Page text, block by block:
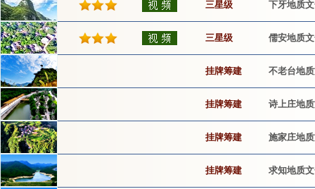
三星级 下牙地质
三星级 儒安地质
挂牌筹建 不老台地
挂牌筹建 诗上庄地
挂牌筹建 施家庄地
挂牌筹建 求知地质